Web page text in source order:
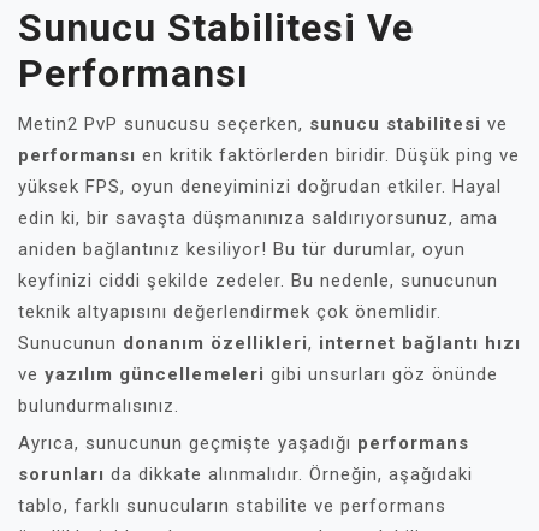
Sunucu Stabilitesi Ve
Performansı
Metin2 PvP sunucusu seçerken, sunucu stabilitesi ve
performansı en kritik faktörlerden biridir. Düşük ping ve
yüksek FPS, oyun deneyiminizi doğrudan etkiler. Hayal
edin ki, bir savaşta düşmanınıza saldırıyorsunuz, ama
aniden bağlantınız kesiliyor! Bu tür durumlar, oyun
keyfinizi ciddi şekilde zedeler. Bu nedenle, sunucunun
teknik altyapısını değerlendirmek çok önemlidir.
Sunucunun donanım özellikleri, internet bağlantı hızı
ve yazılım güncellemeleri gibi unsurları göz önünde
bulundurmalısınız.
Ayrıca, sunucunun geçmişte yaşadığı performans
sorunları da dikkate alınmalıdır. Örneğin, aşağıdaki
tablo, farklı sunucuların stabilite ve performans